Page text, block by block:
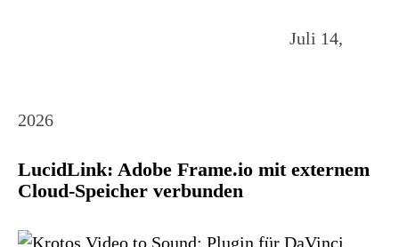
Juli 14,
2026
LucidLink: Adobe Frame.io mit externem
Cloud-Speicher verbunden